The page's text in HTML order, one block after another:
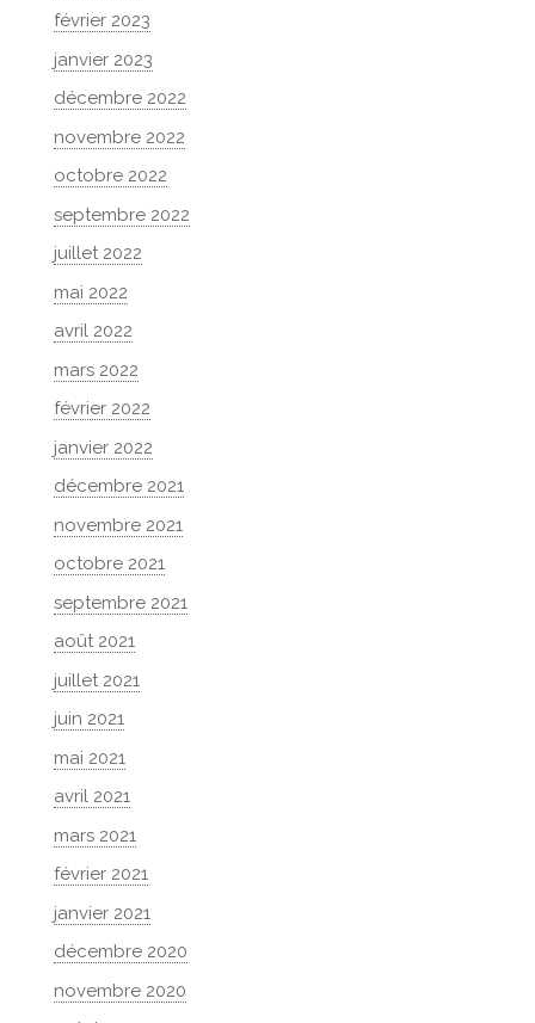
février 2023
janvier 2023
décembre 2022
novembre 2022
octobre 2022
septembre 2022
juillet 2022
mai 2022
avril 2022
mars 2022
février 2022
janvier 2022
décembre 2021
novembre 2021
octobre 2021
septembre 2021
août 2021
juillet 2021
juin 2021
mai 2021
avril 2021
mars 2021
février 2021
janvier 2021
décembre 2020
novembre 2020